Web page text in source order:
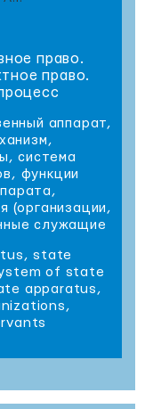
право.
право.
аппарат,
система
функции
(организации,
служащие
state
of state
apparatus,